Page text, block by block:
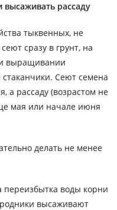
высаживать рассаду
тыквенных, не
сразу в грунт, на
выращивании
Сеют семена
а рассаду (возрастом не
мая или начале июня
делать не менее
переизбытка воды корни
высаживают